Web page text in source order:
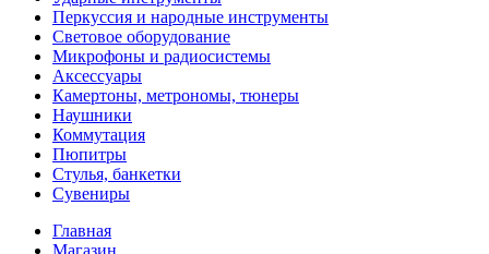
Перкуссия и народные инструменты
Световое оборудование
Микрофоны и радиосистемы
Аксессуары
Камертоны, метрономы, тюнеры
Наушники
Коммутация
Пюпитры
Стулья, банкетки
Сувениры
Главная
Магазин